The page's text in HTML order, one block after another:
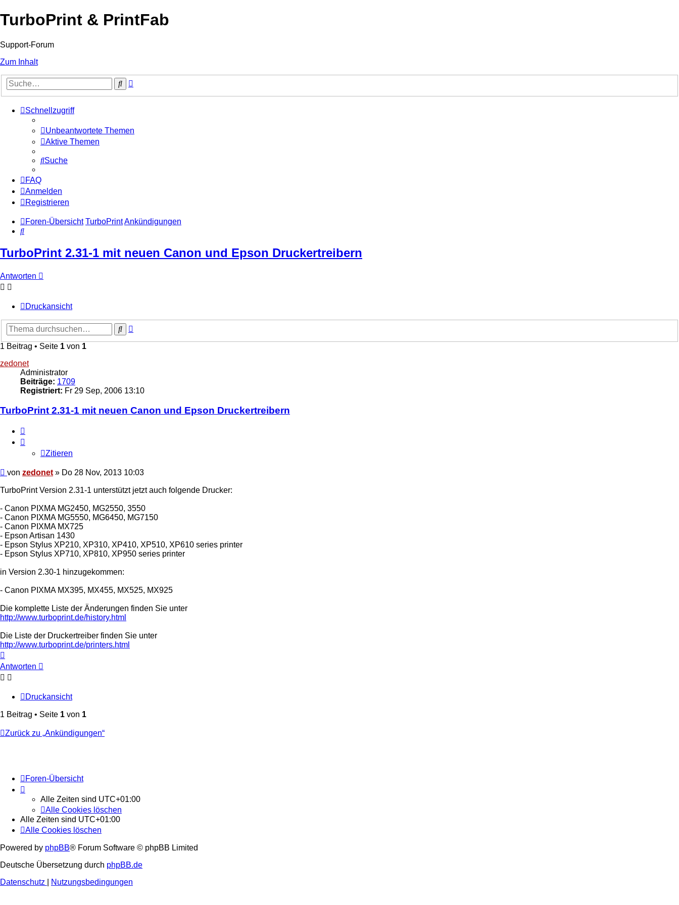
TurboPrint & PrintFab
Support-Forum
Zum Inhalt
Suche
Schnellzugriff
Unbeantwortete Themen
Aktive Themen
Suche
FAQ
Anmelden
Registrieren
Foren-Übersicht TurboPrintAnkündigungen
Suche
TurboPrint 2.31-1 mit neuen Canon und Epson Druckertreibern
Antworten
Druckansicht
Suche
1 Beitrag • Seite 1 von 1
zedonet
Administrator
Beiträge: 1709
Registriert: Fr 29 Sep, 2006 13:10
TurboPrint 2.31-1 mit neuen Canon und Epson Druckertreibern
Zitieren
Beitrag
von zedonet » Do 28 Nov, 2013 10:03
TurboPrint Version 2.31-1 unterstützt jetzt auch folgende Drucker:
- Canon PIXMA MG2450, MG2550, 3550
- Canon PIXMA MG5550, MG6450, MG7150
- Canon PIXMA MX725
- Epson Artisan 1430
- Epson Stylus XP210, XP310, XP410, XP510, XP610 series printer
- Epson Stylus XP710, XP810, XP950 series printer
in Version 2.30-1 hinzugekommen:
- Canon PIXMA MX395, MX455, MX525, MX925
Die komplette Liste der Änderungen finden Sie unter
http://www.turboprint.de/history.html
Die Liste der Druckertreiber finden Sie unter
http://www.turboprint.de/printers.html
oben
Antworten
Druckansicht
1 Beitrag • Seite 1 von 1
Zurück zu „Ankündigungen“
Foren-Übersicht
Alle Zeiten sind UTC+01:00
Alle Cookies löschen
Alle Zeiten sind UTC+01:00
Alle Cookies löschen
Powered by phpBB® Forum Software © phpBB Limited
Deutsche Übersetzung durch phpBB.de
Datenschutz
Nutzungsbedingungen